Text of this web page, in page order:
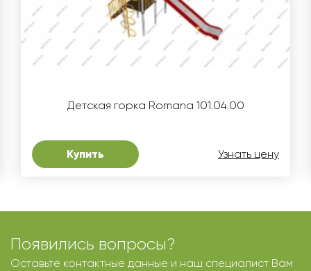
Детская горка Romana 101.04.00
Купить Узнать цену
Появились вопросы?
Оставьте контактные данные и наш специалист Вам